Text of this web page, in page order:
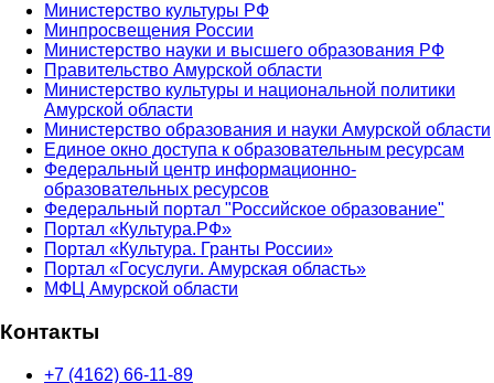
Министерство культуры РФ
Минпросвещения России
Министерство науки и высшего образования РФ
Правительство Амурской области
Министерство культуры и национальной политики
Амурской области
Министерство образования и науки Амурской области
Единое окно доступа к образовательным ресурсам
Федеральный центр информационно-
образовательных ресурсов
Федеральный портал "Российское образование"
Портал «Культура.РФ»
Портал «Культура. Гранты России»
Портал «Госуслуги. Амурская область»
МФЦ Амурской области
Контакты
+7 (4162) 66-11-89